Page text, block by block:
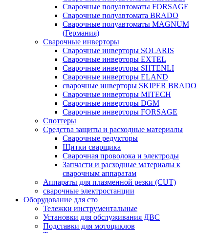
Сварочные полуавтоматы FORSAGE
Сварочные полуавтомата BRADO
Сварочные полуавтоматы MAGNUM
(Германия)
Сварочные инверторы
Сварочные инверторы SOLARIS
Сварочные инверторы EXTEL
Сварочные инверторы SHTENLI
Cварочные инверторы ELAND
сварочные инверторы SKIPER BRADO
Сварочные инверторы MITECH
Сварочные инверторы DGM
Сварочные инверторы FORSAGE
Споттеры
Средства защиты и расходные материалы
Сварочные редукторы
Щитки сварщика
Сварочная проволока и электроды
Запчасти и расходные материалы к
сварочным аппаратам
Аппараты для плазменной резки (CUT)
сварочные электростанции
Оборудование для сто
Тележки инструментальные
Установки для обслуживания ДВС
Подставки для мотоциклов